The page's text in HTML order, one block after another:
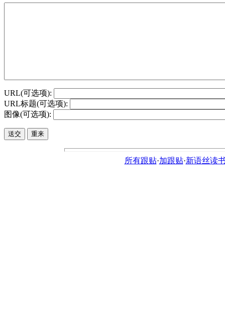
URL(可选项):
URL标题(可选项):
图像(可选项):
所有跟贴·加跟贴·新语丝读